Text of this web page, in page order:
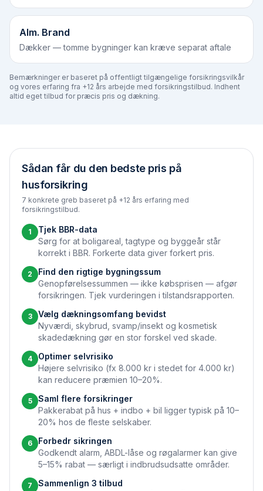
Alm. Brand
Dækker — tomme bygninger kan kræve separat aftale
Bemærkninger er baseret på offentligt tilgængelige forsikringsvilkår
og vores erfaring fra +12 års arbejde med forsikringstilbud. Indhent
altid eget tilbud for præcis pris og dækning.
Sådan får du den bedste pris på
husforsikring
7 konkrete greb baseret på +12 års erfaring med
forsikringstilbud.
1
Tjek BBR-data
Sørg for at boligareal, tagtype og byggeår står
korrekt i BBR. Forkerte data giver forkert pris.
2
Find den rigtige bygningssum
Genopførelsessummen — ikke købsprisen — afgør
forsikringen. Tjek vurderingen i tilstandsrapporten.
3
Vælg dækningsomfang bevidst
Nyværdi, skybrud, svamp/insekt og kosmetisk
skadedækning gør en stor forskel ved skade.
4
Optimer selvrisiko
Højere selvrisiko (fx 8.000 kr i stedet for 4.000 kr)
kan reducere præmien 10–20%.
5
Saml flere forsikringer
Pakkerabat på hus + indbo + bil ligger typisk på 10–
20% hos de fleste selskaber.
6
Forbedr sikringen
Godkendt alarm, ABDL-låse og røgalarmer kan give
5–15% rabat — særligt i indbrudsudsatte områder.
7
Sammenlign 3 tilbud